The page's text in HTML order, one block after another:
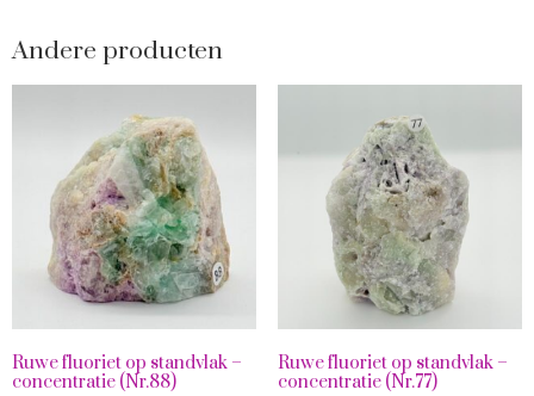
Andere producten
Ruwe fluoriet op standvlak –
concentratie (Nr.88)
Ruwe fluoriet op standvlak –
concentratie (Nr.77)